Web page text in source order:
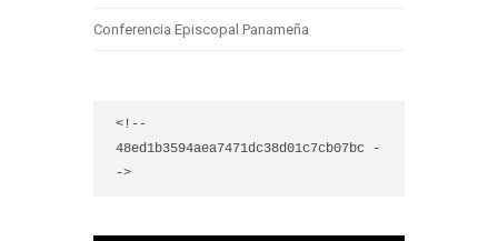
Conferencia Episcopal Panameña
<!--
48ed1b3594aea7471dc38d01c7cb07bc -
->